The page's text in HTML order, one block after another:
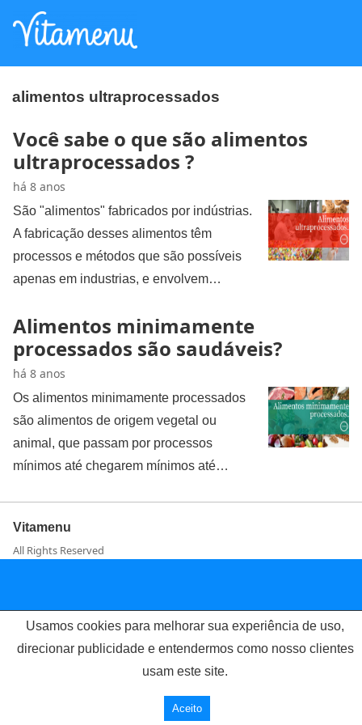
alimentos ultraprocessados
Você sabe o que são alimentos
ultraprocessados ?
há 8 anos
São "alimentos" fabricados por indústrias.
A fabricação desses alimentos têm
processos e métodos que são possíveis
apenas em industrias, e envolvem…
Alimentos minimamente
processados são saudáveis?
há 8 anos
Os alimentos minimamente processados
são alimentos de origem vegetal ou
animal, que passam por processos
mínimos até chegarem mínimos até…
Vitamenu
All Rights Reserved
Usamos cookies para melhorar sua experiência de uso,
direcionar publicidade e entendermos como nosso clientes
usam este site.
Aceito